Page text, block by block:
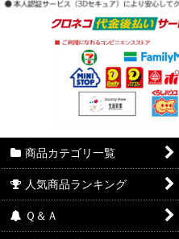
商品カテゴリ一覧
人気商品ランキング
Ｑ＆Ａ